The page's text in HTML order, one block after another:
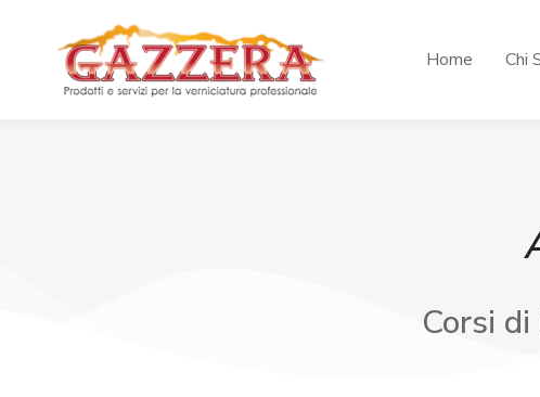
Home Chi
Corsi